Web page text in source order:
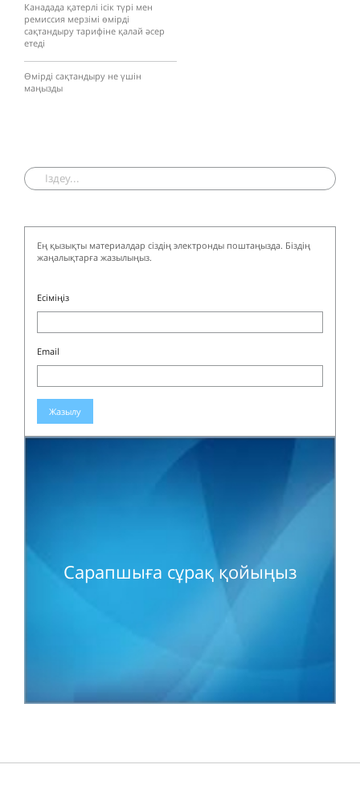
Канадада қатерлі ісік түрі мен
ремиссия мерзімі өмірді
сақтандыру тарифіне қалай әсер
етеді
Өмірді сақтандыру не үшін
маңызды
Ең қызықты материалдар сіздің электронды поштаңызда. Біздің
жаңалықтарға жазылыңыз.
Есіміңіз
Email
Жазылу
Сарапшыға сұрақ қойыңыз